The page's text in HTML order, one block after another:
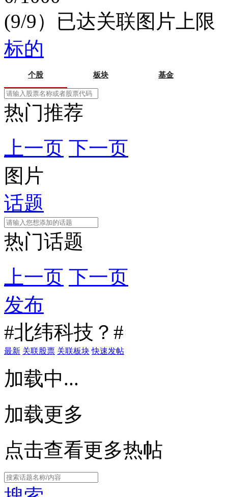
(9/9）已达关联图片上限
标的
个股 板块 基金
热门推荐
上一页 下一页
图片
话题
热门话题
上一页 下一页
发布
#北纬科技？#
最新 关联股票 关联板块 快速发帖
加载中...
加载更多
点击查看更多热帖